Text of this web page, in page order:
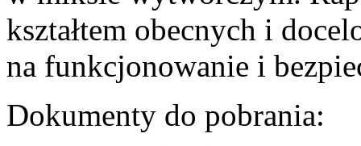
kształtem obecnych i
na funkcjonowanie i
Dokumenty do pobrania: